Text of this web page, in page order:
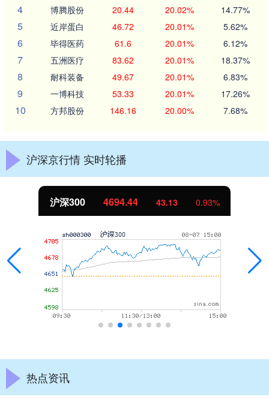
4 博腾股份 20.44 20.02% 14.77%
5 近岸蛋白 46.72 20.01% 5.62%
6 毕得医药 61.6 20.01% 6.12%
7 五洲医疗 83.62 20.01% 18.37%
8 耐科装备 49.67 20.01% 6.83%
9 一博科技 53.33 20.01% 17.26%
10 方邦股份 146.16 20.00% 7.68%
沪深京行情 实时轮播
北证50 1134.24 11.37 1.01%
热点资讯